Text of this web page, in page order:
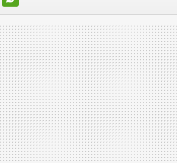
WHATSAPP